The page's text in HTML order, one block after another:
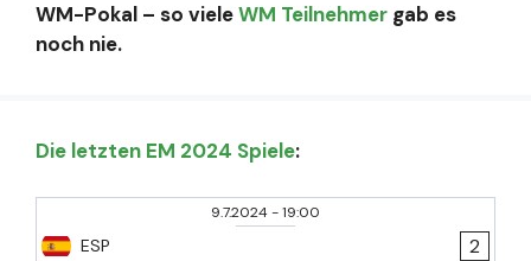
WM-Pokal – so vieleWM Teilnehmer gab es
noch nie.
Die letzten EM 2024 Spiele:
9.7.2024-19:00
ESP
2